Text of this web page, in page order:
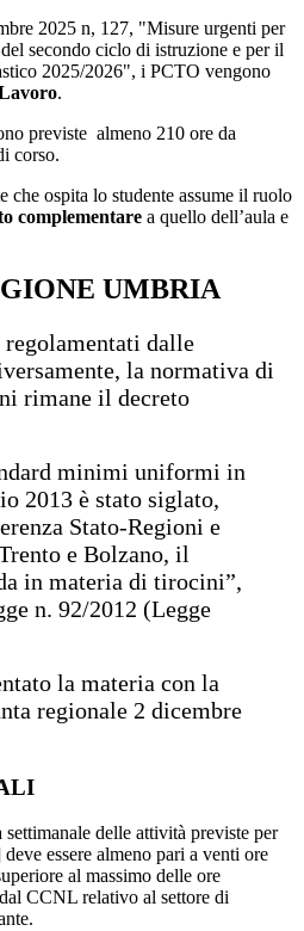
2025 n, 127, "Misure urgenti per
secondo ciclo di istruzione e per il
2025/2026", i PCTO vengono
.
previste almeno 210 ore da
corso.
che ospita lo studente assume il ruolo
complementare a quello dell’aula e
UMBRIA
dalle
la normativa di
rimane il decreto
minimi uniformi in
2013 è stato siglato,
Stato-Regioni e
e Bolzano, il
in materia di tirocini”,
n. 92/2012 (Legge
la materia con la
regionale 2 dicembre
settimanale delle attività previste per
essere almeno pari a venti ore
al massimo delle ore
CCNL relativo al settore di